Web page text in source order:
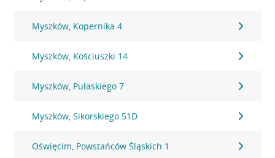
Myszków, Kopernika 4
Myszków, Kościuszki 14
Myszków, Pułaskiego 7
Myszków, Sikorskiego 51D
Oświęcim, Powstańców Śląskich 1